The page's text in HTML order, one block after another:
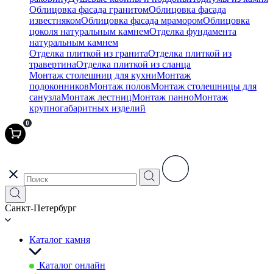
Облицовка фасада гранитомОблицовка фасада
известнякомОблицовка фасада мраморомОблицовка
цоколя натуральным камнемОтделка фундамента
натуральным камнем
Отделка плиткой из гранитаОтделка плиткой из
травертинаОтделка плиткой из сланца
Монтаж столешниц для кухниМонтаж
подоконниковМонтаж половМонтаж столешницы для
санузлаМонтаж лестницМонтаж панноМонтаж
крупногабаритных изделий
0
Санкт-Петербург
Каталог камня
Каталог онлайн